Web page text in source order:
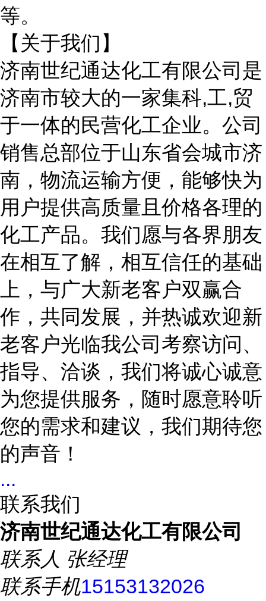
等。
【关于我们】
济南世纪通达化工有限公司是
济南市较大的一家集科,工,贸
于一体的民营化工企业。公司
销售总部位于山东省会城市济
南，物流运输方便，能够快为
用户提供高质量且价格各理的
化工产品。我们愿与各界朋友
在相互了解，相互信任的基础
上，与广大新老客户双赢合
作，共同发展 ，并热诚欢迎新
老客户光临我公司考察访问、
指导、洽谈，我们将诚心诚意
为您提供服务，随时愿意聆听
您的需求和建议，我们期待您
的声音！
...
联系我们
济南世纪通达化工有限公司
联系人 张经理
联系手机15153132026